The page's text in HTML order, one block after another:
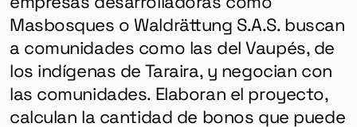
Masbosques o Waldrättung S.A.S. buscan
a comunidades como las del Vaupés, de
los indígenas de Taraira, y negocian con
las comunidades. Elaboran el proyecto,
calculan la cantidad de bonos que puede